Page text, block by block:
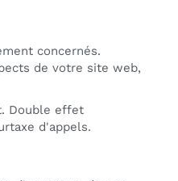
concernés.
de votre site web,
Double effet
d'appels.